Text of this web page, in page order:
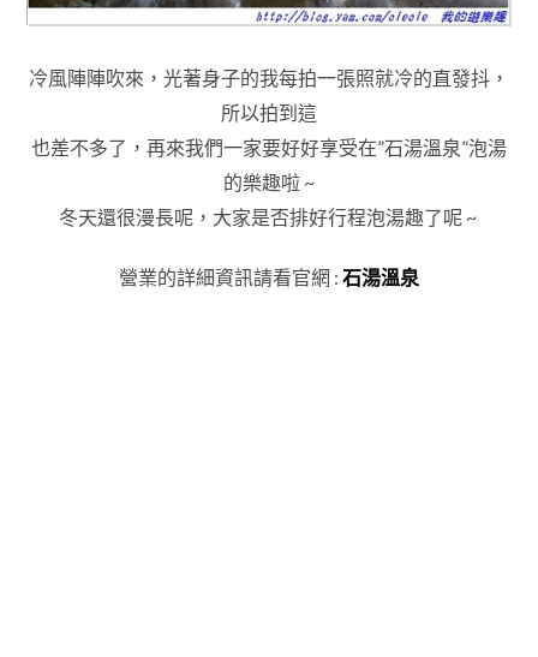
冷風陣陣吹來 ， 光著身子的我每拍一張照就冷的直發抖 ，
所以拍到這
也差不多了 ，再來我們一家要好好享受在”石湯溫泉”泡湯
的樂趣啦 ~
冬天還很漫長呢，大家是否排好行程泡湯趣了呢 ~
營業的詳細資訊請看官網 : 石湯溫泉